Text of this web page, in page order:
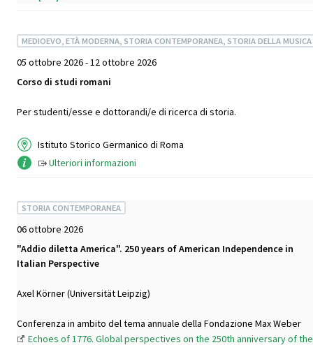
MEDIOEVO, ETÀ MODERNA, STORIA CONTEMPORANEA, STORIA DELLA MUSICA
05 ottobre 2026 - 12 ottobre 2026
Corso di studi romani
Per studenti/esse e dottorandi/e di ricerca di storia.
Istituto Storico Germanico di Roma
Ulteriori informazioni
STORIA CONTEMPORANEA
06 ottobre 2026
"Addio diletta America". 250 years of American Independence in
Italian Perspective
Axel Körner (Universität Leipzig)
Conferenza in ambito del tema annuale della Fondazione Max Weber
Echoes of 1776. Global perspectives on the 250th anniversary of the